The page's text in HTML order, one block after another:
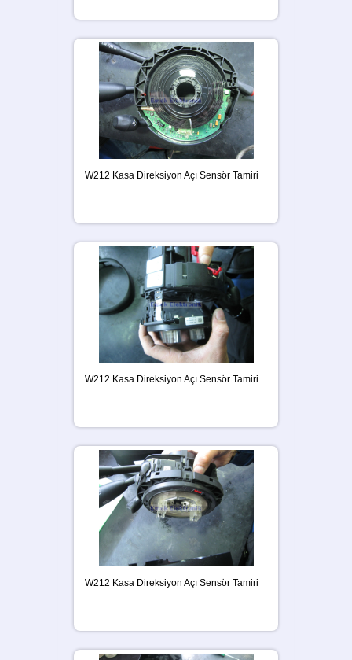
W212 Kasa Direksiyon Açı Sensör Tamiri
W212 Kasa Direksiyon Açı Sensör Tamiri
W212 Kasa Direksiyon Açı Sensör Tamiri